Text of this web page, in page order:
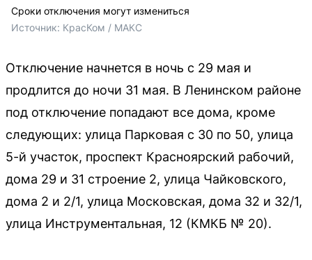
Сроки отключения могут измениться
Источник: КрасКом / МАКС
Отключение начнется в ночь с 29 мая и
продлится до ночи 31 мая. В Ленинском районе
под отключение попадают все дома, кроме
следующих: улица Парковая с 30 по 50, улица
5-й участок, проспект Красноярский рабочий,
дома 29 и 31 строение 2, улица Чайковского,
дома 2 и 2/1, улица Московская, дома 32 и 32/1,
улица Инструментальная, 12 (КМКБ № 20).